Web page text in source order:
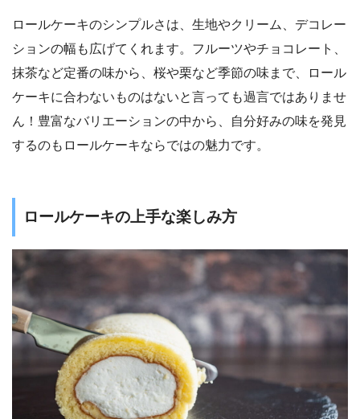
ロールケーキのシンプルさは、生地やクリーム、デコレー
ションの幅も広げてくれます。フルーツやチョコレート、
抹茶など定番の味から、桜や栗など季節の味まで、ロール
ケーキに合わないものはないと言っても過言ではありませ
ん！豊富なバリエーションの中から、自分好みの味を発見
するのもロールケーキならではの魅力です。
ロールケーキの上手な楽しみ方